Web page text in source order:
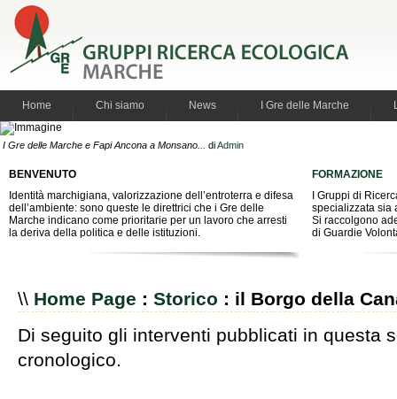
Home Chi siamo News I Gre delle Marche
I Gre delle Marche e Fapi Ancona a Monsano... diAdmin
BENVENUTO
Identità marchigiana, valorizzazione dell’entroterra e difesa
dell’ambiente: sono queste le direttrici che i Gre delle
Marche indicano come prioritarie per un lavoro che arresti
la deriva della politica e delle istituzioni.
FORMAZIONE
I Gruppi di
specializzata sia
Si raccolgono
di Guardie
\\ Home Page : Storico : il Borgo della
Di seguito gli interventi pubblicati in questa
cronologico.